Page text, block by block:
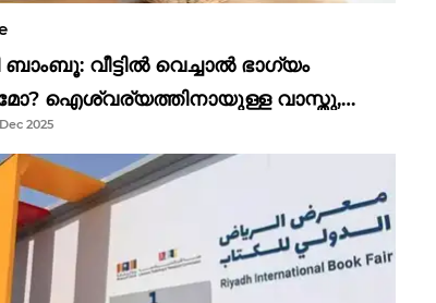
ബാംബൂ: വീട്ടിൽ വെച്ചാൽ ഭാഗ്യം
ഐശ്വര്യത്തിനായുള്ള വാസ്തു,
ഷൂയി വിശ്വാസങ്ങൾ
2025